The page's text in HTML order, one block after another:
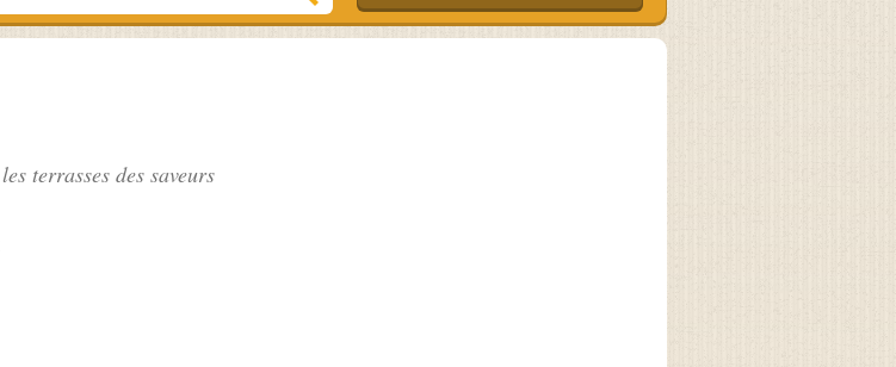
les terrasses des saveurs